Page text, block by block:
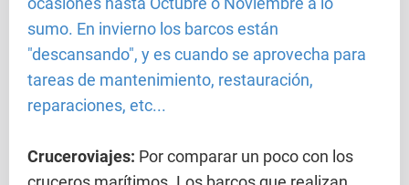
sumo. En invierno los barcos están
"descansando", y es cuando se aprovecha para
tareas de mantenimiento, restauración,
reparaciones, etc...
Cruceroviajes: Por comparar un poco con los